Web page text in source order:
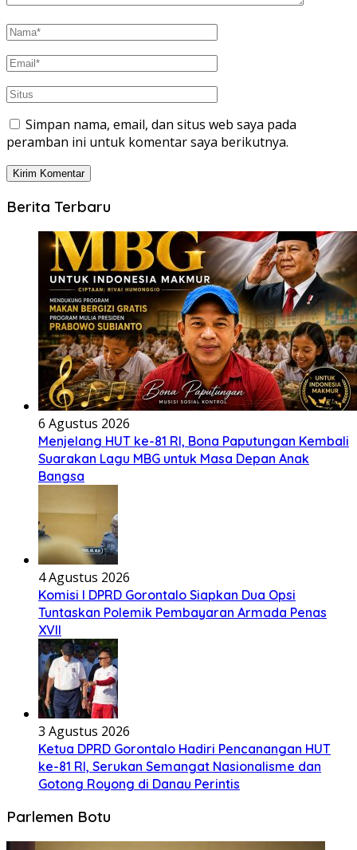
Simpan nama, email, dan situs web saya pada
peramban ini untuk komentar saya berikutnya.
Berita Terbaru
6 Agustus 2026
Menjelang HUT ke-81 RI, Bona Paputungan Kembali
Suarakan Lagu MBG untuk Masa Depan Anak
Bangsa
4 Agustus 2026
Komisi I DPRD Gorontalo Siapkan Dua Opsi
Tuntaskan Polemik Pembayaran Armada Penas
XVII
3 Agustus 2026
Ketua DPRD Gorontalo Hadiri Pencanangan HUT
ke-81 RI, Serukan Semangat Nasionalisme dan
Gotong Royong di Danau Perintis
Parlemen Botu